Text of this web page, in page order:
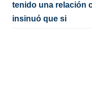
tenido una relación
insinuó que si